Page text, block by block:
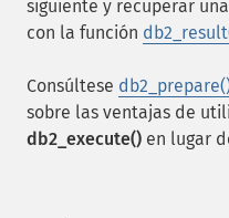
siguiente y recuperar
con la función
Consúltese
sobre las ventajas de
db2_execute() en lugar